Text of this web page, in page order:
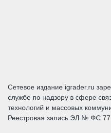
Сетевое издание igrader.ru
службе по надзору в сфере
технологий и массовых
Реестровая запись ЭЛ № ФС